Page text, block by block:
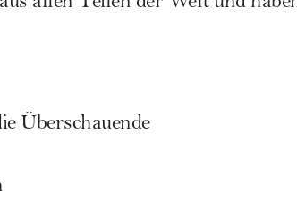
Überschauende